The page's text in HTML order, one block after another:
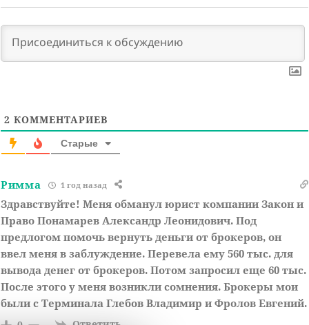
2 КОММЕНТАРИЕВ
Старые
Римма 1 год назад
Здравствуйте! Меня обманул юрист компании Закон и
Право Понамарев Александр Леонидович. Под
предлогом помочь вернуть деньги от брокеров, он
ввел меня в заблуждение. Перевела ему 560 тыс. для
вывода денег от брокеров. Потом запросил еще 60 тыс.
После этого у меня возникли сомнения. Брокеры мои
были с Терминала Глебов Владимир и Фролов Евгений.